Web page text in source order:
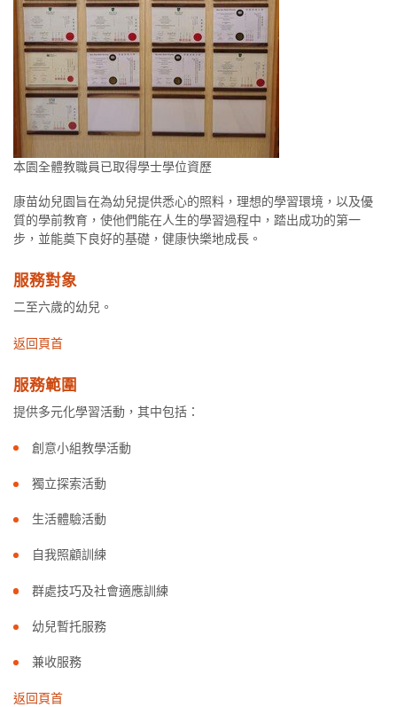
本園全體教職員已取得學士學位資歷
康苗幼兒園旨在為幼兒提供悉心的照料，理想的學習環境，以及優
質的學前教育，使他們能在人生的學習過程中，踏出成功的第一
步，並能奠下良好的基礎，健康快樂地成長。
服務對象
二至六歲的幼兒。
返回頁首
服務範圍
提供多元化學習活動，其中包括：
創意小組教學活動
獨立探索活動
生活體驗活動
自我照顧訓練
群處技巧及社會適應訓練
幼兒暫托服務
兼收服務
返回頁首